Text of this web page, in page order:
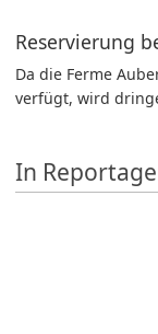
Reservierung
Da die Ferme
verfügt, wird
In